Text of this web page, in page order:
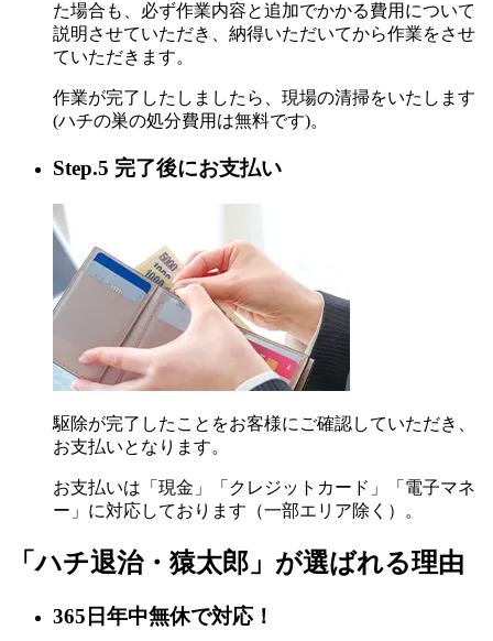
た場合も、必ず作業内容と追加でかかる費用について
説明させていただき、納得いただいてから作業をさせ
ていただきます。
作業が完了したしましたら、現場の清掃をいたします
(ハチの巣の処分費用は無料です)。
Step.5 完了後にお支払い
駆除が完了したことをお客様にご確認していただき、
お支払いとなります。
お支払いは「現金」「クレジットカード」「電子マネ
ー」に対応しております（一部エリア除く）。
「ハチ退治・猿太郎」が選ばれる理由
365日年中無休で対応！